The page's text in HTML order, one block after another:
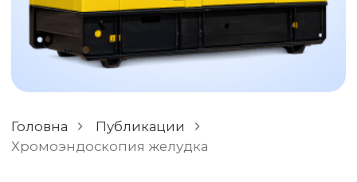
РАЗНОЕ
Головна
Публикации
Хромоэндоскопия желудка